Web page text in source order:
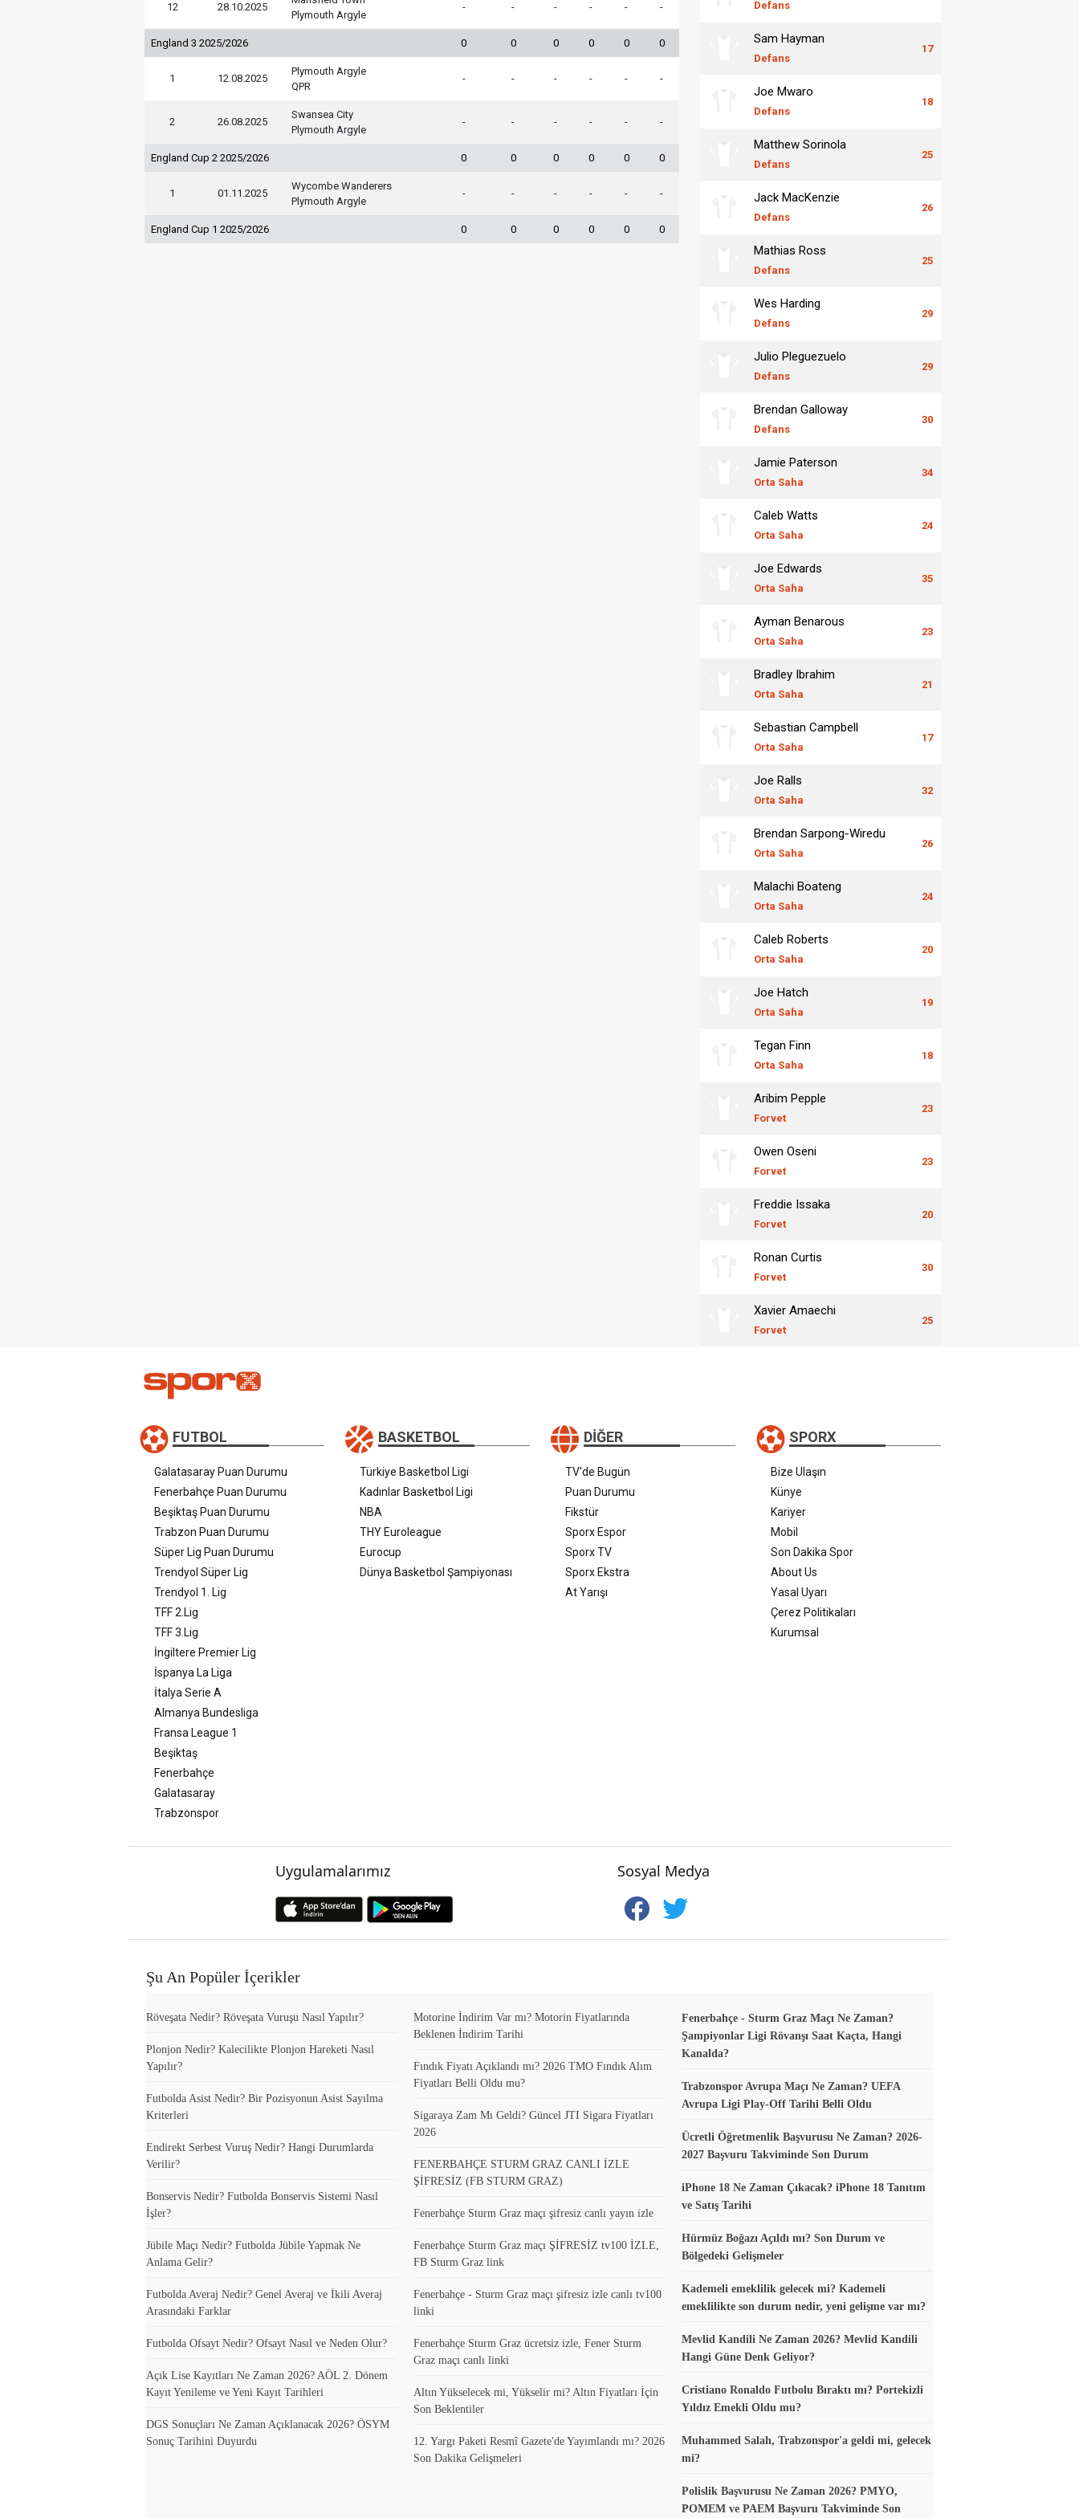
12 28.10.2025
Plymouth Argyle
- - - - - -
England 3 2025/2026 0 0 0 0 0 0
1 12.08.2025
Plymouth Argyle
QPR
- - - - - -
2 26.08.2025
Swansea City
Plymouth Argyle
- - - - - -
England Cup 2 2025/2026 0 0 0 0 0 0
1 01.11.2025
Wycombe Wanderers
Plymouth Argyle
- - - - - -
England Cup 1 2025/2026 0 0 0 0 0 0
Defans
Sam Hayman
Defans
17
Joe Mwaro
Defans
18
Matthew Sorinola
Defans
25
Jack MacKenzie
Defans
26
Mathias Ross
Defans
25
Wes Harding
Defans
29
Julio Pleguezuelo
Defans
29
Brendan Galloway
Defans
30
Jamie Paterson
Orta Saha
34
Caleb Watts
Orta Saha
24
Joe Edwards
Orta Saha
35
Ayman Benarous
Orta Saha
23
Bradley Ibrahim
Orta Saha
21
Sebastian Campbell
Orta Saha
17
Joe Ralls
Orta Saha
32
Brendan Sarpong-Wiredu
Orta Saha
26
Malachi Boateng
Orta Saha
24
Caleb Roberts
Orta Saha
20
Joe Hatch
Orta Saha
19
Tegan Finn
Orta Saha
18
Aribim Pepple
Forvet
23
Owen Oseni
Forvet
23
Freddie Issaka
Forvet
20
Ronan Curtis
Forvet
30
Xavier Amaechi
Forvet
25
FUTBOL
Galatasaray Puan Durumu
Fenerbahçe Puan Durumu
Beşiktaş Puan Durumu
Trabzon Puan Durumu
Süper Lig Puan Durumu
Trendyol Süper Lig
Trendyol 1. Lig
TFF 2.Lig
TFF 3.Lig
İngiltere Premier Lig
İspanya La Liga
İtalya Serie A
Almanya Bundesliga
Fransa League 1
Beşiktaş
Fenerbahçe
Galatasaray
Trabzonspor
BASKETBOL
Türkiye Basketbol Ligi
Kadınlar Basketbol Ligi
NBA
THY Euroleague
Eurocup
Dünya Basketbol Şampiyonası
DIĞER
TV'de Bugün
Puan Durumu
Fikstür
Sporx Espor
Sporx TV
Sporx Ekstra
At Yarışı
SPORX
Bize Ulaşın
Künye
Kariyer
Mobil
Son Dakika Spor
About Us
Yasal Uyarı
Çerez Politikaları
Kurumsal
Uygulamalarımız Sosyal Medya
Şu An Popüler İçerikler
Röveşata Nedir? Röveşata Vuruşu Nasıl Yapılır?
Plonjon Nedir? Kalecilikte Plonjon Hareketi Nasıl
Yapılır?
Futbolda Asist Nedir? Bir Pozisyonun Asist Sayılma
Kriterleri
Endirekt Serbest Vuruş Nedir? Hangi Durumlarda
Verilir?
Bonservis Nedir? Futbolda Bonservis Sistemi Nasıl
İşler?
Jübile Maçı Nedir? Futbolda Jübile Yapmak Ne
Anlama Gelir?
Futbolda Averaj Nedir? Genel Averaj ve İkili Averaj
Arasındaki Farklar
Futbolda Ofsayt Nedir? Ofsayt Nasıl ve Neden Olur?
Açık Lise Kayıtları Ne Zaman 2026? AÖL 2. Dönem
Kayıt Yenileme ve Yeni Kayıt Tarihleri
DGS Sonuçları Ne Zaman Açıklanacak 2026? ÖSYM
Sonuç Tarihini Duyurdu
Motorine İndirim Var mı? Motorin Fiyatlarında
Beklenen İndirim Tarihi
Fındık Fiyatı Açıklandı mı? 2026 TMO Fındık Alım
Fiyatları Belli Oldu mu?
Sigaraya Zam Mı Geldi? Güncel JTI Sigara Fiyatları
2026
FENERBAHÇE STURM GRAZ CANLI İZLE
ŞİFRESİZ (FB STURM GRAZ)
Fenerbahçe Sturm Graz maçı şifresiz canlı yayın izle
Fenerbahçe Sturm Graz maçı ŞİFRESİZ tv100 İZLE,
FB Sturm Graz link
Fenerbahçe - Sturm Graz maçı şifresiz izle canlı tv100
linki
Fenerbahçe Sturm Graz ücretsiz izle, Fener Sturm
Graz maçı canlı linki
Altın Yükselecek mi, Yükselir mi? Altın Fiyatları İçin
Son Beklentiler
12. Yargı Paketi Resmî Gazete'de Yayımlandı mı? 2026
Son Dakika Gelişmeleri
Fenerbahçe - Sturm Graz Maçı Ne Zaman?
Şampiyonlar Ligi Rövanşı Saat Kaçta, Hangi
Kanalda?
Trabzonspor Avrupa Maçı Ne Zaman? UEFA
Avrupa Ligi Play-Off Tarihi Belli Oldu
Ücretli Öğretmenlik Başvurusu Ne Zaman? 2026-
2027 Başvuru Takviminde Son Durum
iPhone 18 Ne Zaman Çıkacak? iPhone 18 Tanıtım
ve Satış Tarihi
Hürmüz Boğazı Açıldı mı? Son Durum ve
Bölgedeki Gelişmeler
Kademeli emeklilik gelecek mi? Kademeli
emeklilikte son durum nedir, yeni gelişme var mı?
Mevlid Kandili Ne Zaman 2026? Mevlid Kandili
Hangi Güne Denk Geliyor?
Cristiano Ronaldo Futbolu Bıraktı mı? Portekizli
Yıldız Emekli Oldu mu?
Muhammed Salah, Trabzonspor'a geldi mi, gelecek
mi?
Polislik Başvurusu Ne Zaman 2026? PMYO,
POMEM ve PAEM Başvuru Takviminde Son